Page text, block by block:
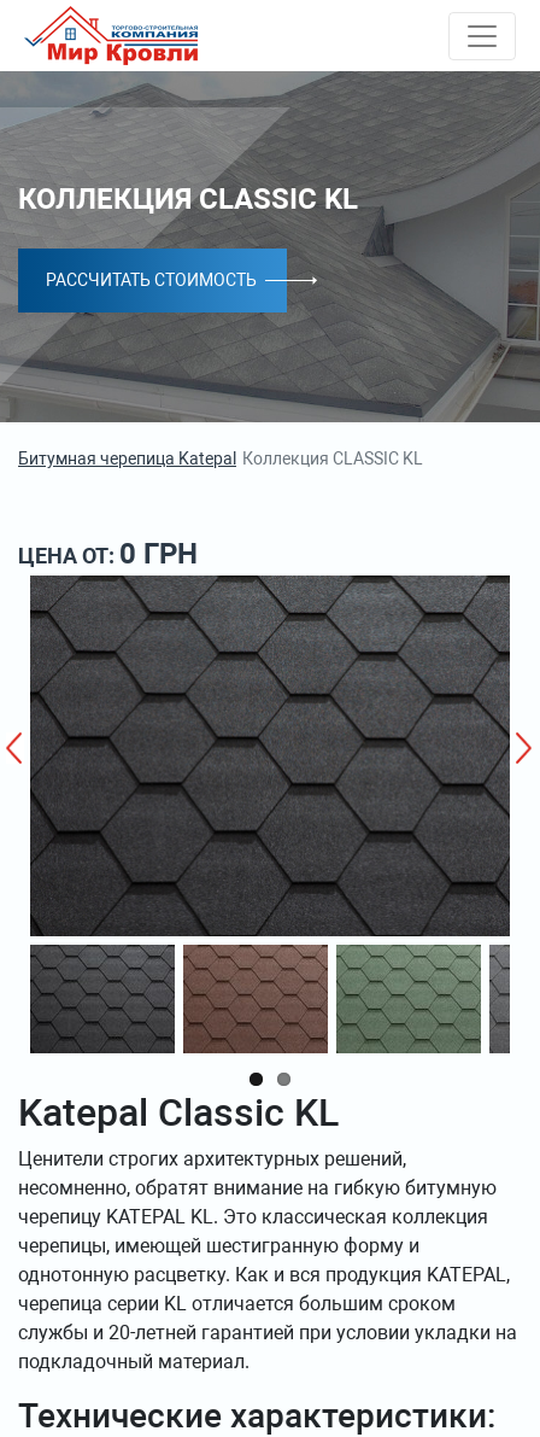
КОЛЛЕКЦИЯ CLASSIC KL
РАССЧИТАТЬ СТОИМОСТЬ
Битумная черепица Katepal Коллекция CLASSIC KL
ЦЕНА ОТ: 0 ГРН
Katepal Classic KL
Ценители строгих архитектурных решений,
несомненно, обратят внимание на гибкую битумную
черепицу KATEPAL KL. Это классическая коллекция
черепицы, имеющей шестигранную форму и
однотонную расцветку. Как и вся продукция KATEPAL,
черепица серии KL отличается большим сроком
службы и 20-летней гарантией при условии укладки на
подкладочный материал.
Технические характеристики: